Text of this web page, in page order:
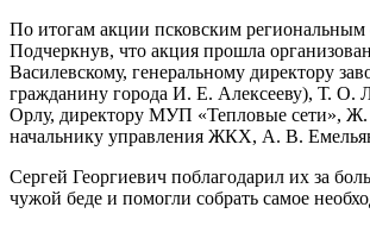
По итогам акции псковским
Подчеркнув, что акция прошла
Василевскому, генеральному директору
гражданину города И. Е. Алексееву), Т. О.
Орлу, директору МУП «Тепловые сети», Ж.
начальнику управления ЖКХ, А. В.
Сергей Георгиевич поблагодарил их за
чужой беде и помогли собрать самое